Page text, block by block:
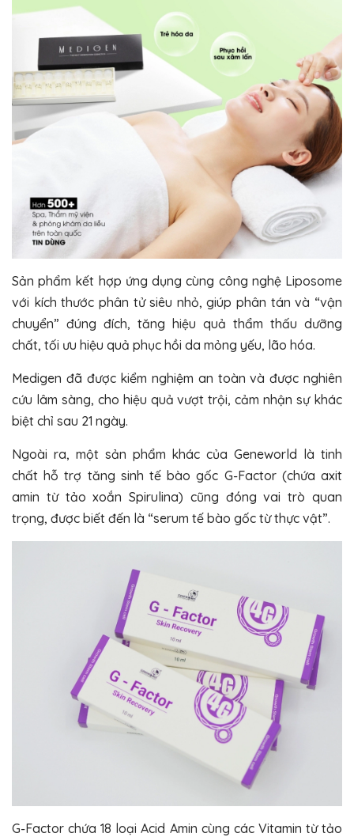
Sản phẩm kết hợp ứng dụng cùng công nghệ Liposome
với kích thước phân tử siêu nhỏ, giúp phân tán và “vận
chuyển” đúng đích, tăng hiệu quả thẩm thấu dưỡng
chất, tối ưu hiệu quả phục hồi da mỏng yếu, lão hóa.
Medigen đã được kiểm nghiệm an toàn và được nghiên
cứu lâm sàng, cho hiệu quả vượt trội, cảm nhận sự khác
biệt chỉ sau 21 ngày.
Ngoài ra, một sản phẩm khác của Geneworld là tinh
chất hỗ trợ tăng sinh tế bào gốc G-Factor (chứa axit
amin từ tảo xoắn Spirulina) cũng đóng vai trò quan
trọng, được biết đến là “serum tế bào gốc từ thực vật”.
G-Factor chứa 18 loại Acid Amin cùng các Vitamin từ tảo